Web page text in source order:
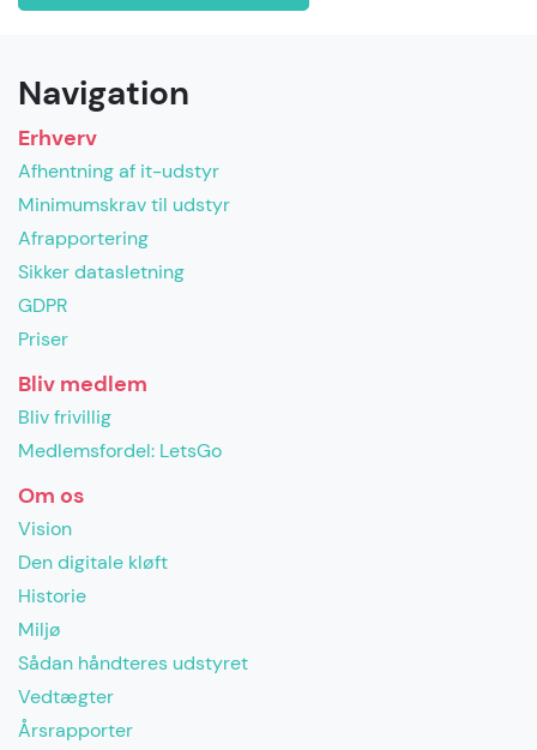
Navigation
Erhverv
Afhentning af it-udstyr
Minimumskrav til udstyr
Afrapportering
Sikker datasletning
GDPR
Priser
Bliv medlem
Bliv frivillig
Medlemsfordel: LetsGo
Om os
Vision
Den digitale kløft
Historie
Miljø
Sådan håndteres udstyret
Vedtægter
Årsrapporter